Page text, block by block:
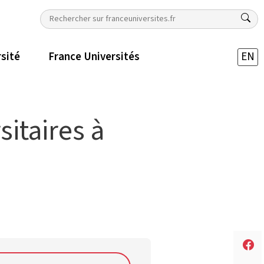
France Universités EN
à